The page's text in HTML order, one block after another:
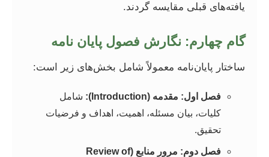
یافته‌های قبلی مقایسه گردند.
گام چهارم: نگارش فصول پایان نامه
ساختار پایان‌نامه معمولاً شامل بخش‌های زیر است:
فصل اول: مقدمه (Introduction):
شامل
کلیات، بیان مسئله، اهمیت، اهداف و فرضیات
تحقیق.
فصل دوم: مرور منابع (Review of